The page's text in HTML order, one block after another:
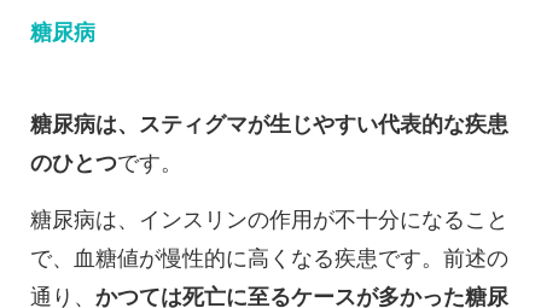
糖尿病
糖尿病は、スティグマが生じやすい代表的な疾患
のひとつです。
糖尿病は、インスリンの作用が不十分になること
で、血糖値が慢性的に高くなる疾患です。前述の
通り、 かつては死亡に至るケースが多かった糖尿